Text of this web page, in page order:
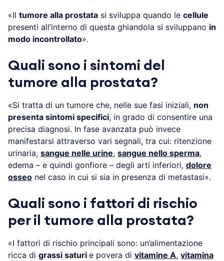
«Il tumore alla prostata si sviluppa quando le cellule
presenti all’interno di questa ghiandola si sviluppano in
modo incontrollato».
Quali sono i sintomi del
tumore alla prostata?
«Si tratta di un tumore che, nelle sue fasi iniziali, non
presenta sintomi specifici, in grado di consentire una
precisa diagnosi. In fase avanzata può invece
manifestarsi attraverso vari segnali, tra cui: ritenzione
urinaria, sangue nelle urine, sangue nello sperma,
edema – e quindi gonfiore – degli arti inferiori, dolore
osseo nel caso in cui si sia in presenza di metastasi».
Quali sono i fattori di rischio
per il tumore alla prostata?
«I fattori di rischio principali sono: un’alimentazione
ricca di grassi saturi e povera di vitamine A, vitamina